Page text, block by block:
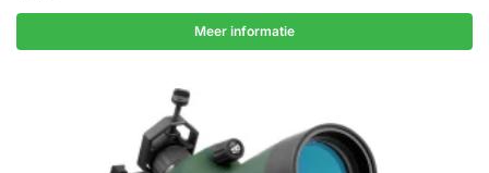
Meer informatie